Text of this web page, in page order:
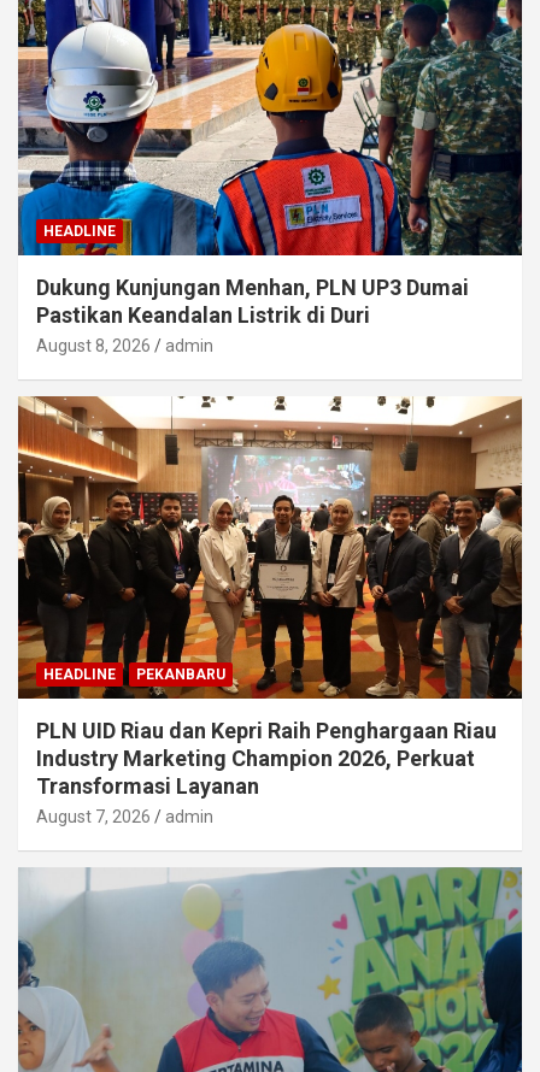
HEADLINE
Dukung Kunjungan Menhan, PLN UP3 Dumai
Pastikan Keandalan Listrik di Duri
August 8, 2026 admin
HEADLINE PEKANBARU
PLN UID Riau dan Kepri Raih Penghargaan Riau
Industry Marketing Champion 2026, Perkuat
Transformasi Layanan
August 7, 2026 admin